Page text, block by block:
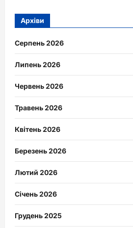
Архіви
Серпень 2026
Липень 2026
Червень 2026
Травень 2026
Квітень 2026
Березень 2026
Лютий 2026
Січень 2026
Грудень 2025